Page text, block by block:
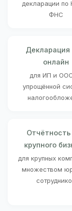
декларации
ФНС
онлайн
для ИП и
упрощённой
Отчётность
крупного
для крупных
множеством